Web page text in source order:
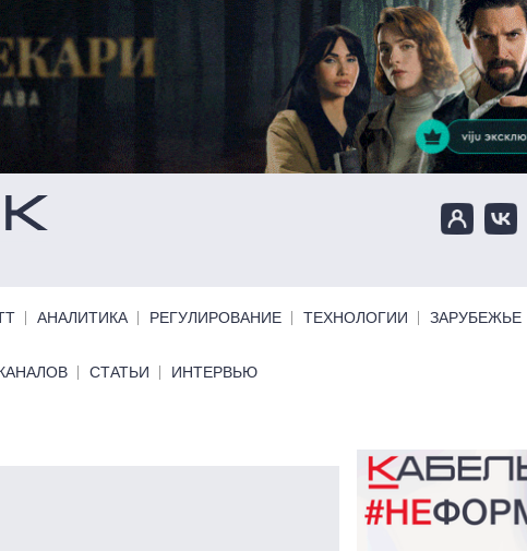
АНАЛИТИКА РЕГУЛИРОВАНИЕ ТЕХНОЛОГИИ ЗАРУБЕЖЬЕ
СТАТЬИ ИНТЕРВЬЮ